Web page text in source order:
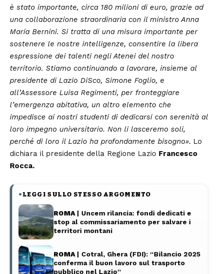
è stato importante, circa 180 milioni di euro, grazie ad
una collaborazione straordinaria con il ministro Anna
Maria Bernini. Si tratta di una misura importante per
sostenere le nostre intelligenze, consentire la libera
espressione dei talenti negli Atenei del nostro
territorio. Stiamo continuando a lavorare, insieme al
presidente di Lazio DiSco, Simone Foglio, e
all’Assessore Luisa Regimenti, per fronteggiare
l’emergenza abitativa, un altro elemento che
impedisce ai nostri studenti di dedicarsi con serenità al
loro impegno universitario. Non li lasceremo soli,
perché di loro il Lazio ha profondamente bisogno». Lo
dichiara il presidente della Regione Lazio Francesco
Rocca.
●LEGGI SULLO STESSO ARGOMENTO
ROMA | Uncem rilancia: fondi dedicati e
stop al commissariamento per salvare i
territori montani
ROMA | Cotral, Ghera (FDI): “Bilancio 2025
conferma il buon lavoro sul trasporto
pubblico nel Lazio”